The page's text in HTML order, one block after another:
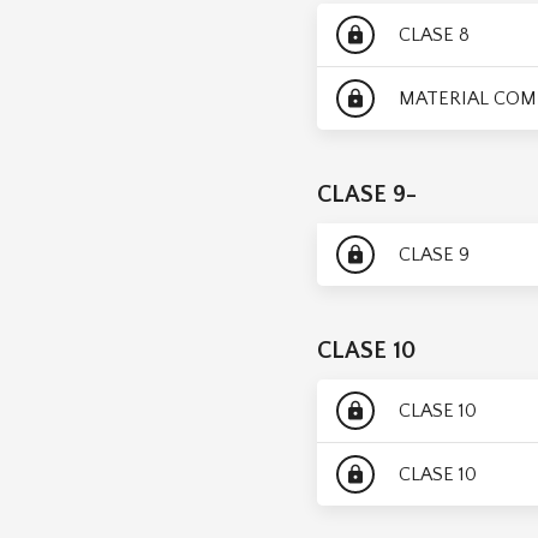
lock CLASE 8
lock MATERIAL
CLASE 9-
lock CLASE 9
CLASE 10
lock CLASE 10
lock CLASE 10